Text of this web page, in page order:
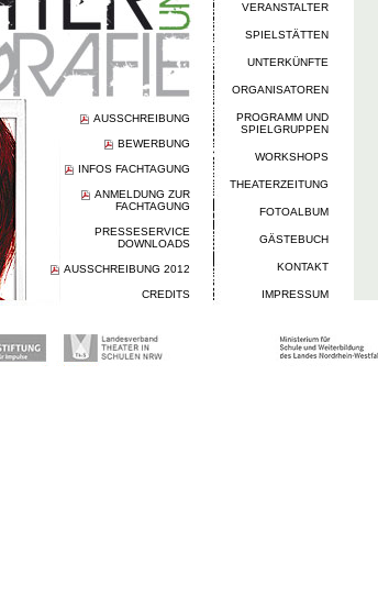
AUSSCHREIBUNG
BEWERBUNG
INFOS FACHTAGUNG
ANMELDUNG ZUR
FACHTAGUNG
PRESSESERVICE
DOWNLOADS
AUSSCHREIBUNG 2012
CREDITS
VERANSTALTER
SPIELSTÄTTEN
UNTERKÜNFTE
ORGANISATOREN
PROGRAMM UND
SPIELGRUPPEN
WORKSHOPS
THEATERZEITUNG
FOTOALBUM
GÄSTEBUCH
KONTAKT
IMPRESSUM